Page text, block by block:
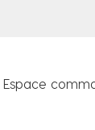
Espace